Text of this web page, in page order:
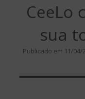
CeeLo
sua
Publicado em 11/04/